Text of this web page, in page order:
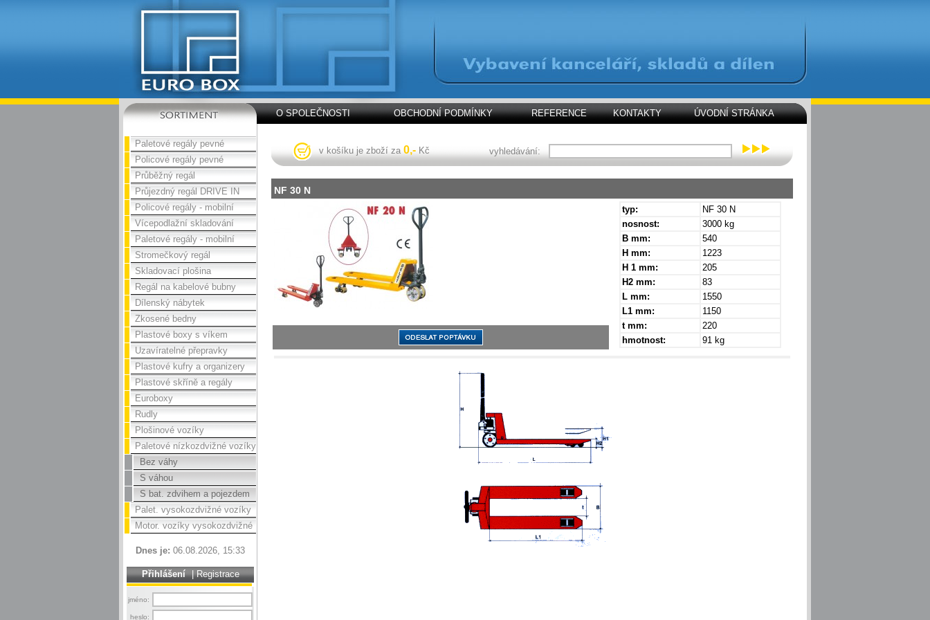
O SPOLEČNOSTI OBCHODNÍ PODMÍNKY REFERENCE KONTAKTY ÚVODNÍ STRÁNKA
Paletové regály pevné
Policové regály pevné
Průběžný regál
Průjezdný regál DRIVE IN
Policové regály - mobilní
Vícepodlažní skladování
Paletové regály - mobilní
Stromečkový regál
Skladovací plošina
Regál na kabelové bubny
Dílenský nábytek
Zkosené bedny
Plastové boxy s víkem
Uzavíratelné přepravky
Plastové kufry a organizery
Plastové skříně a regály
Euroboxy
Rudly
Plošinové vozíky
Paletové nízkozdvižné vozíky
Bez váhy
S váhou
S bat. zdvihem a pojezdem
Palet. vysokozdvižné vozíky
Motor. vozíky vysokozdvižné
Dnes je: 06.08.2026, 15:33
Přihlášení |Registrace
jméno:
heslo:
v košíku je zboží za 0,- Kč vyhledávání:
NF 30 N
typ:
NF 30 N
nosnost:
3000 kg
B mm:
540
H mm:
1223
H 1 mm:
205
H2 mm:
83
L mm:
1550
L1 mm:
1150
t mm:
220
hmotnost:
91 kg